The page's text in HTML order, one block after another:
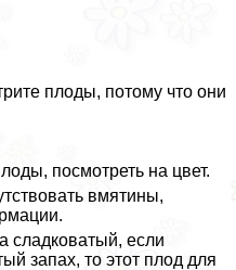
плоды, потому что они
посмотреть на цвет.
вмятины,
сладковатый, если
запах, то этот плод для